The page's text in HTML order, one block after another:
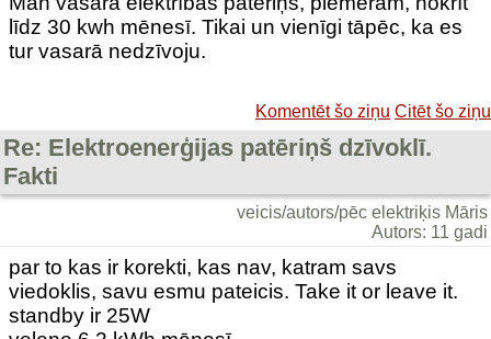
līdz 30 kwh mēnesī. Tikai un vienīgi tāpēc, ka es
tur vasarā nedzīvoju.
Komentēt šo ziņu Citēt šo ziņu
Re: Elektroenerģijas patēriņš dzīvoklī.
Fakti
veicis/autors/pēc elektriķis Māris
Autors: 11 gadi
par to kas ir korekti, kas nav, katram savs
viedoklis, savu esmu pateicis. Take it or leave it.
standby ir 25W